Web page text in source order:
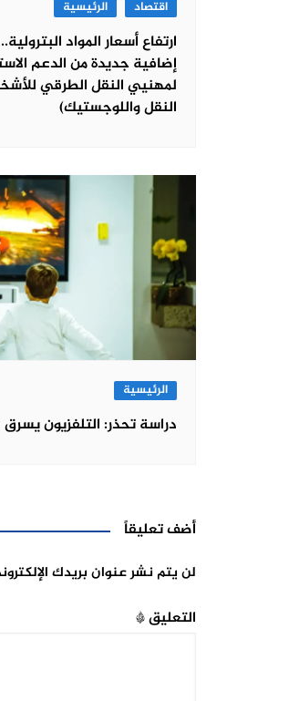
اقتصاد الرئيسية
ارتفاع أسعار المواد
إضافية جديدة من الدعم
لمهنيي النقل الطرقي
النقل واللوجستيك)
الرئيسية
دراسة تحذر: التلفزيون
أضف تعليقاً
لن يتم نشر عنوان بريدك
التعليق*